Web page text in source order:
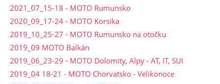
2021_07_15-18 - MOTO Rumunsko
2020_09_17-24 - MOTO Korsika
2019_10_25-27 - MOTO Rumunsko na otočku
2019_09 MOTO Balkán
2019_06_23-29 - MOTO Dolomity, Alpy - AT, IT, SUI
2019_04 18-21 - MOTO Chorvatsko - Velikonoce